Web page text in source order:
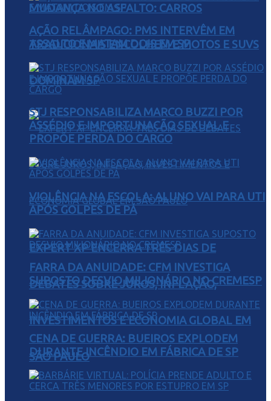
MUDANÇA NO ASFALTO: CARROS
TRADICIONAIS ENCOLHEM E MOTOS E SUVS
DOMINAM SP
EXPERT XP ENCERRA TRÊS DIAS DE
DEBATES SOBRE JUROS, INFLAÇÃO,
INVESTIMENTOS E ECONOMIA GLOBAL EM
SÃO PAULO
AÇÃO RELÂMPAGO: PMS INTERVÊM EM
ASSALTO E MATAM DOIS EM SP
STJ RESPONSABILIZA MARCO BUZZI POR
ASSÉDIO E IMPORTUNAÇÃO SEXUAL E
PROPÕE PERDA DO CARGO
VIOLÊNCIA NA ESCOLA: ALUNO VAI PARA UTI
APÓS GOLPES DE PÁ
FARRA DA ANUIDADE: CFM INVESTIGA
SUPOSTO DESVIO MILIONÁRIO NO CREMESP
CENA DE GUERRA: BUEIROS EXPLODEM
DURANTE INCÊNDIO EM FÁBRICA DE SP